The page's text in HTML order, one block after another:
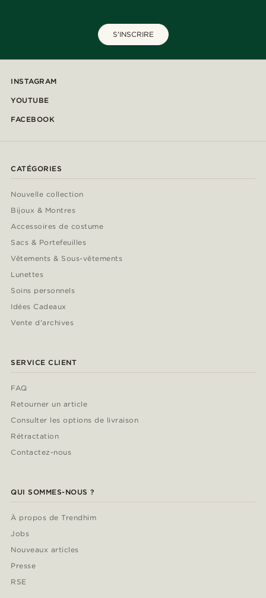
S'INSCRIRE
INSTAGRAM
YOUTUBE
FACEBOOK
CATÉGORIES
Nouvelle collection
Bijoux & Montres
Accessoires de costume
Sacs & Portefeuilles
Vêtements & Sous-vêtements
Lunettes
Soins personnels
Idées Cadeaux
Vente d'archives
SERVICE CLIENT
FAQ
Retourner un article
Consulter les options de livraison
Rétractation
Contactez-nous
QUI SOMMES-NOUS ?
À propos de Trendhim
Jobs
Nouveaux articles
Presse
RSE